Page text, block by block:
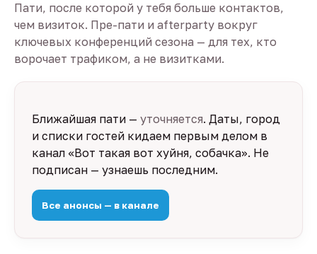
Пати, после которой у тебя больше контактов,
чем визиток. Пре-пати и afterparty вокруг
ключевых конференций сезона — для тех, кто
ворочает трафиком, а не визитками.
Ближайшая пати — уточняется. Даты, город
и списки гостей кидаем первым делом в
канал «Вот такая вот хуйня, собачка». Не
подписан — узнаешь последним.
Все анонсы — в канале